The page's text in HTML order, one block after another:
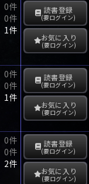
0件
0件
1件
読書登録
(要ログイン)
お気に入り
(要ログイン)
0件
0件
1件
読書登録
(要ログイン)
お気に入り
(要ログイン)
0件
0件
2件
読書登録
(要ログイン)
お気に入り
(要ログイン)